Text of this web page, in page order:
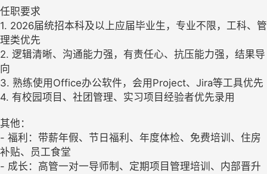
任职要求
1. 2026届统招本科及以上应届毕业生，专业不限，工科、管
理类优先
2. 逻辑清晰、沟通能力强，有责任心、抗压能力强，结果导
向
3. 熟练使用Office办公软件，会用Project、Jira等工具优先
4. 有校园项目、社团管理、实习项目经验者优先录用
其他：
- 福利：带薪年假、节日福利、年度体检、免费培训、住房
补贴、员工食堂
- 成长：高管一对一导师制、定期项目管理培训、内部晋升